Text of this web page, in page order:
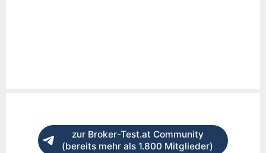
zur Broker-Test.at Community
(bereits mehr als 1.800 Mitglieder)